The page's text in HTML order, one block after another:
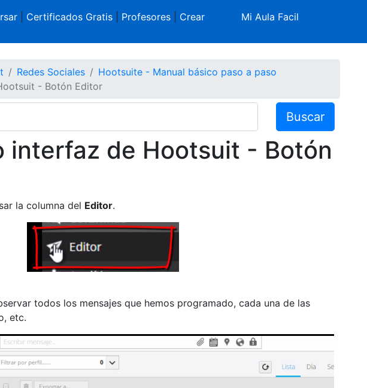
| Certificados Gratis| Profesores| Crear
Mi Aula Facil
Redes Sociales
Hootsuite - Manual básico paso a paso
- Botón Editor
Buscar
interfaz de Hootsuit - Botón
la columna del Editor.
todos los mensajes que hemos programado, cada una de las
etc.